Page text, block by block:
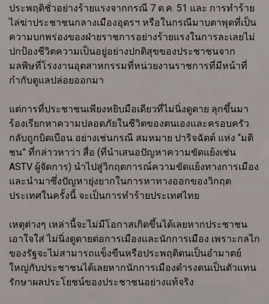
ประพฤติชั่วอย่างร้ายแรงจากกรณี 7 ต.ค. 51 และ การทำร้าย
ไล่ฆ่าประชาชนกลางเมืองอุดรฯ หรือในกรณีมาบตาพุดที่เป็น
ความบกพร่องของฝ่ายราชการอย่างร้ายแรงในการละเลยไม่
ปกป้องชีวิตความเป็นอยู่อย่างปกติสุขของประชาชนจาก
มลพิษที่โรงงานอุตสาหกรรมที่หน่วยงานราชการที่มีหน้าที่
กำกับดูแลปล่อยออกมา
แต่การที่ประชาชนเพียงหยิบมือเดียวที่ไม่นิ่งดูดาย ลุกขึ้นมา
ร้องเรียกหาความปลอดภัยในชีวิตของตนเองและครอบครัว
กลับถูกบิดเบือน อย่างเช่นกรณี สมหมาย ปาริจฉัตต์ แห่ง “มติ
ชน” ที่กล่าวหาว่า สื่อ (ที่นำเสนอปัญหาความขัดแย้งเช่น
ASTV ผู้จัดการ) นำไปสู่วิกฤตการณ์ความขัดแย้งทางการเมือง
และนำมาซึ่งปัญหายุ่งยากในการหาทางออกของวิกฤต
ประเทศในครั้งนี้ จะเป็นการทำร้ายประเทศไทย
เหตุต่างๆ เหล่านี้จะไม่มีโอกาสเกิดขึ้นได้เลยหากประชาชน
เอาใจใส่ ไม่นิ่งดูดายต่อการเมืองและนักการเมือง เพราะกลไก
ของรัฐจะไม่สามารถแข็งขืนหรือประพฤติตนเป็นอำมาตย์
ใหญ่กับประชาชนได้เลยหากนักการเมืองดำรงตนเป็นตัวแทน
รักษาผลประโยชน์ของประชาชนอย่างแท้จริง